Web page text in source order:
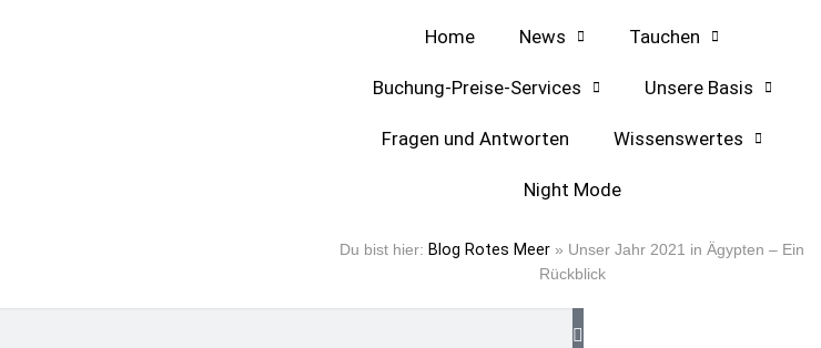
Home News Tauchen
Buchung-Preise-Services Unsere Basis
Fragen und Antworten Wissenswertes
Night Mode
Du bist hier: Blog Rotes Meer » Unser Jahr 2021 in Ägypten – Ein
Rückblick
– Ein Rückblick